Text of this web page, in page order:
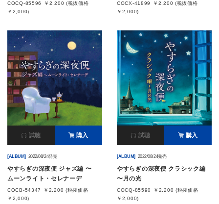
お問い合わせ
閉じる
COCQ-85596
￥2,200 (税抜価格
￥2,000)
COCX-41899
￥2,200 (税抜価格
￥2,000)
試聴 購入
[ALBUM] 2022/08/24発売
やすらぎの深夜便 ジャズ編 〜
ムーンライト・セレナーデ
COCB-54347
￥2,200 (税抜価格
￥2,000)
試聴 購入
[ALBUM] 2022/08/24発売
やすらぎの深夜便 クラシック編
〜月の光
COCQ-85590
￥2,200 (税抜価格
￥2,000)